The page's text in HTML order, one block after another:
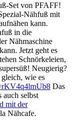
Set von PFAFF!
Nähfuß mit
kann.
in die
Nähmaschine
Jetzt geht es
Schnörkeleien,
Neugierig?
wie es
Das
selbst
mit der
Nähcafe.